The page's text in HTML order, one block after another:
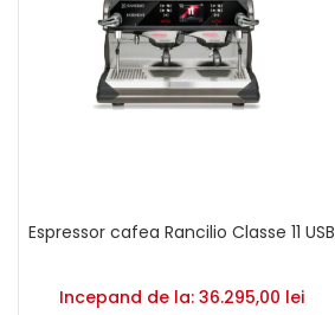
Espressor cafea Rancilio Classe 11 USB
Incepand de la: 36.295,00 lei